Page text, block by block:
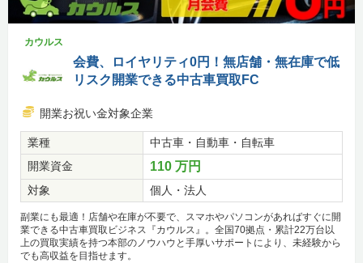
カウルス
会費、ロイヤリティ0円！無店舗・無在庫で低
リスク開業できる中古車買取FC
開業お祝い金対象企業
業種
中古車・自動車・自転車
開業資金
110 万円
対象 個人・法人
副業にも最適！店舗や在庫が不要で、スマホやパソコンがあればすぐに開
業できる中古車買取ビジネス『カウルス』。全国70拠点・累計22万台以
上の買取実績を持つ本部のノウハウと手厚いサポートにより、未経験から
でも高収益を目指せます。